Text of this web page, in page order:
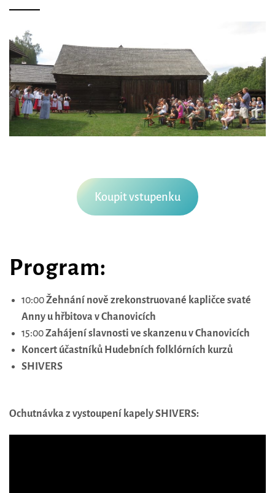
Koupit vstupenku
Program:
10:00Žehnání nově zrekonstruované kapličce svaté
Anny u hřbitova v Chanovicích
15:00Zahájení slavnosti ve skanzenu v Chanovicích
Koncert účastníků Hudebních folklórních kurzů
SHIVERS
Ochutnávka z vystoupení kapely SHIVERS: